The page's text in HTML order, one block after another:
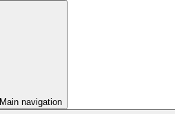
Main navigation